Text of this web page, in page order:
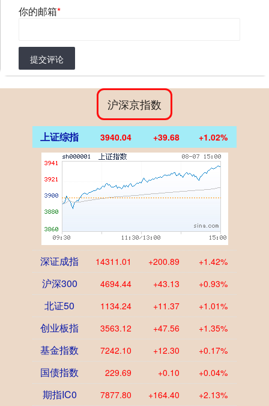
你的邮箱*
提交评论
沪深京指数
上证综指 3940.04 +39.68 +1.02%
深证成指 14311.01 +200.89 +1.42%
沪深300 4694.44 +43.13 +0.93%
北证50 1134.24 +11.37 +1.01%
创业板指 3563.12 +47.56 +1.35%
基金指数 7242.10 +12.30 +0.17%
国债指数 229.69 +0.10 +0.04%
期指IC0 7877.80 +164.40 +2.13%